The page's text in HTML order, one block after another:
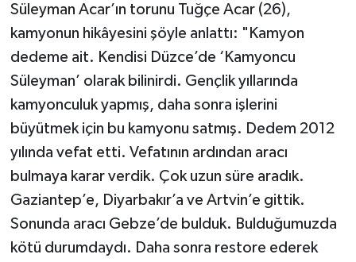
Süleyman Acar’ın torunu Tuğçe Acar (26),
kamyonun hikâyesini şöyle anlattı: "Kamyon
dedeme ait. Kendisi Düzce’de ‘Kamyoncu
Süleyman’ olarak bilinirdi. Gençlik yıllarında
kamyonculuk yapmış, daha sonra işlerini
büyütmek için bu kamyonu satmış. Dedem 2012
yılında vefat etti. Vefatının ardından aracı
bulmaya karar verdik. Çok uzun süre aradık.
Gaziantep’e, Diyarbakır’a ve Artvin’e gittik.
Sonunda aracı Gebze’de bulduk. Bulduğumuzda
kötü durumdaydı. Daha sonra restore ederek